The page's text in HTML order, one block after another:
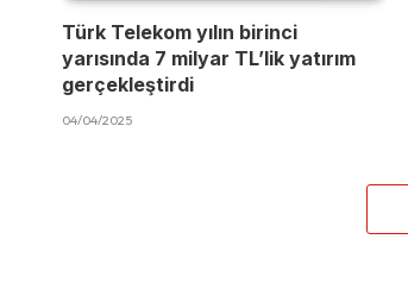
Türk Telekom yılın birinci
yarısında 7 milyar TL’lik yatırım
gerçekleştirdi
04/04/2025